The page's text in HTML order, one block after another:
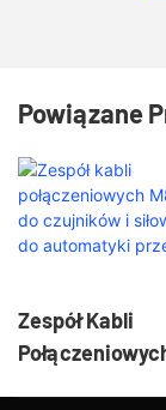
Powiązane
Zespół Kabli